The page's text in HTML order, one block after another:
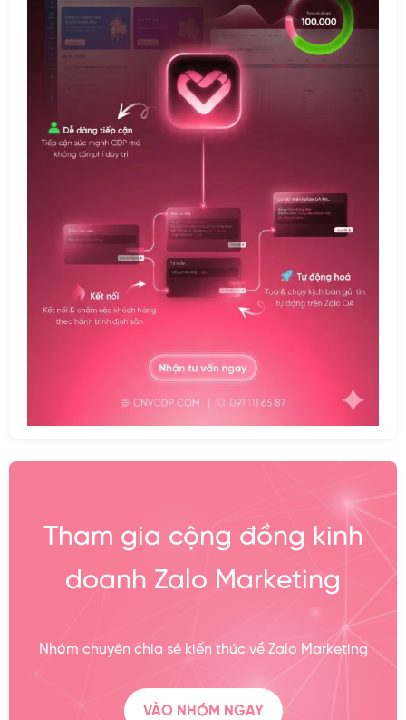
Tham gia cộng đồng kinh
doanh Zalo Marketing
Nhóm chuyên chia sẻ kiến thức về Zalo Marketing
VÀO NHÓM NGAY